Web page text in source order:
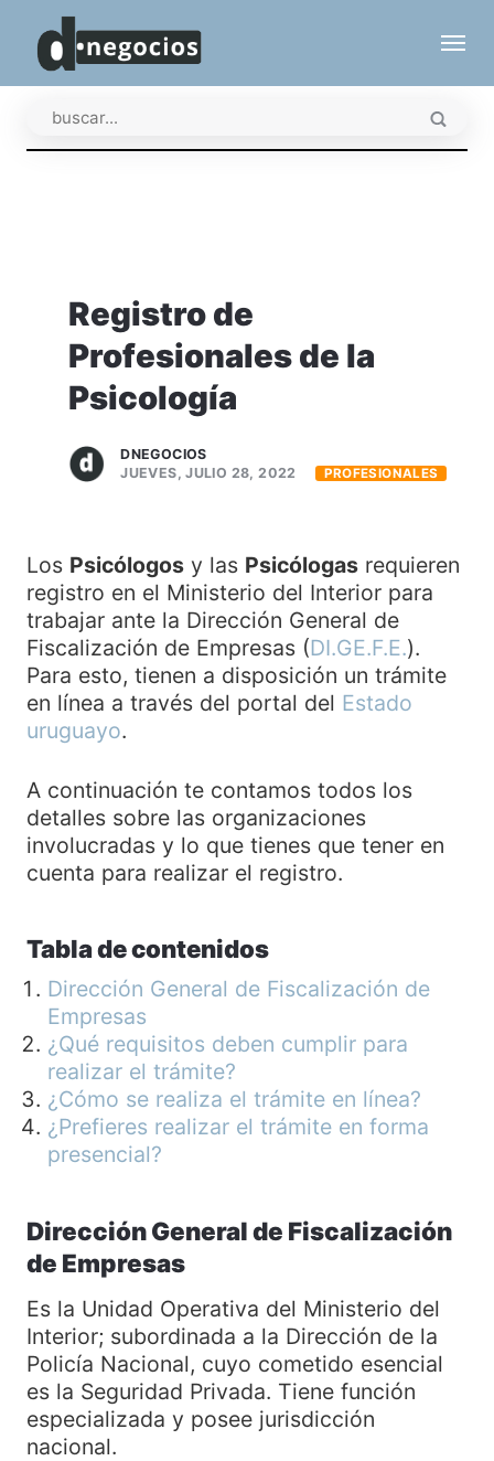
Registro de
Profesionales de la
Psicología
DNEGOCIOS
JUEVES, JULIO 28, 2022
PROFESIONALES
Los Psicólogosy las Psicólogasrequieren
registro en el Ministerio del Interior para
trabajar ante la Dirección General de
Fiscalización de Empresas (DI.GE.F.E.).
Para esto, tienen a disposición un trámite
en línea a través del portal del Estado
uruguayo.
A continuación te contamos todos los
detalles sobre las organizaciones
involucradas y lo que tienes que tener en
cuenta para realizar el registro.
Tabla de contenidos
Dirección General de Fiscalización de
Empresas
¿Qué requisitos deben cumplir para
realizar el trámite?
¿Cómo se realiza el trámite en línea?
¿Prefieres realizar el trámite en forma
presencial?
Dirección General de Fiscalización
de Empresas
Es la Unidad Operativa del Ministerio del
Interior; subordinada a la Dirección de la
Policía Nacional, cuyo cometido esencial
es la Seguridad Privada. Tiene función
especializada y posee jurisdicción
nacional.